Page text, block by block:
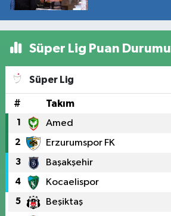
Süper Lig Puan Durumu
Süper Lig
# Takım
1 Amed
2 Erzurumspor FK
3 Başakşehir
4 Kocaelispor
5 Beşiktaş